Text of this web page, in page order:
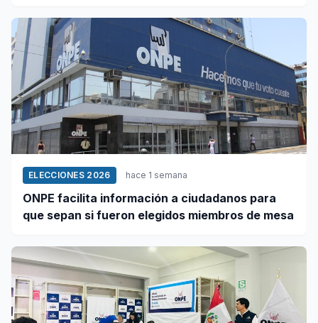
ELECCIONES 2026 hace 1 semana
ONPE facilita información a ciudadanos para
que sepan si fueron elegidos miembros de mesa